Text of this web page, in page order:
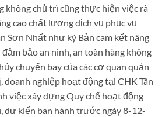
không chủ trì cũng thực hiện việc rà
cao chất lượng dịch vụ phục vụ
Sơn Nhất như ký Bản cam kết nâng
bảo an ninh, an toàn hàng không
chuyến bay của các cơ quan quản
doanh nghiệp hoạt động tại CHK Tân
việc xây dựng Quy chế hoạt động
dự kiến ban hành trước ngày 8-12-